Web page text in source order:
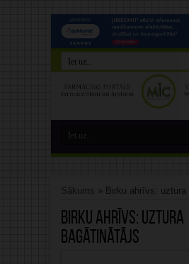
Sākums » Birku ahrīvs: uztura
Birku ahrīvs: uztura
bagātinātājs